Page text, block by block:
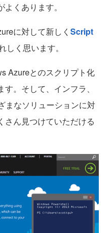
くあります。
に対して新しく Script
しく思います。
Azureとのスクリプト化
。そして、インフラ、
まなソリューションに対
さん見つけていただける